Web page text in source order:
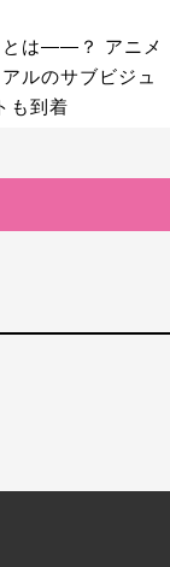
とは――？ アニメ
ルのサブビジュ
も到着